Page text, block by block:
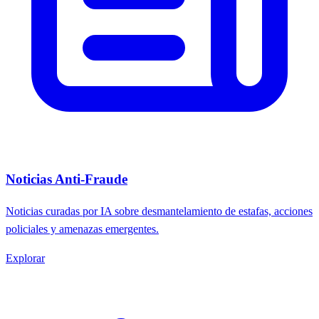
Noticias Anti-Fraude
Noticias curadas por IA sobre desmantelamiento de estafas, acciones
policiales y amenazas emergentes.
Explorar